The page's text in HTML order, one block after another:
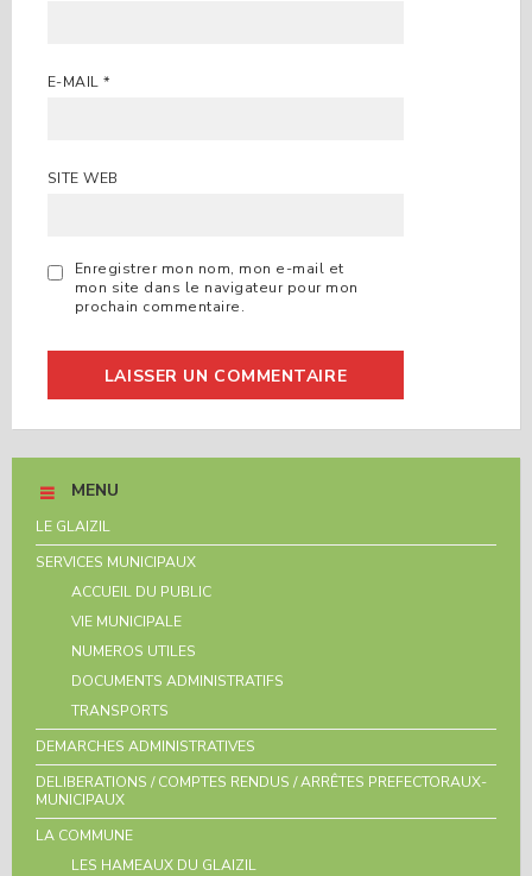
E-MAIL*
SITE WEB
Enregistrer mon nom, mon e-mail et
mon site dans le navigateur pour mon
prochain commentaire.
MENU
LE GLAIZIL
SERVICES MUNICIPAUX
ACCUEIL DU PUBLIC
VIE MUNICIPALE
NUMEROS UTILES
DOCUMENTS ADMINISTRATIFS
TRANSPORTS
DEMARCHES ADMINISTRATIVES
DELIBERATIONS / COMPTES RENDUS / ARRÊTES PREFECTORAUX-
MUNICIPAUX
LA COMMUNE
LES HAMEAUX DU GLAIZIL